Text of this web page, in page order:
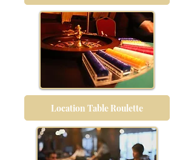
Location Table Roulette